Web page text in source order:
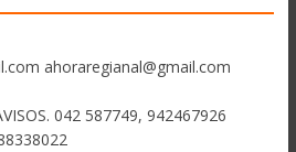
ahoraregianal@gmail.com
042 587749, 942467926